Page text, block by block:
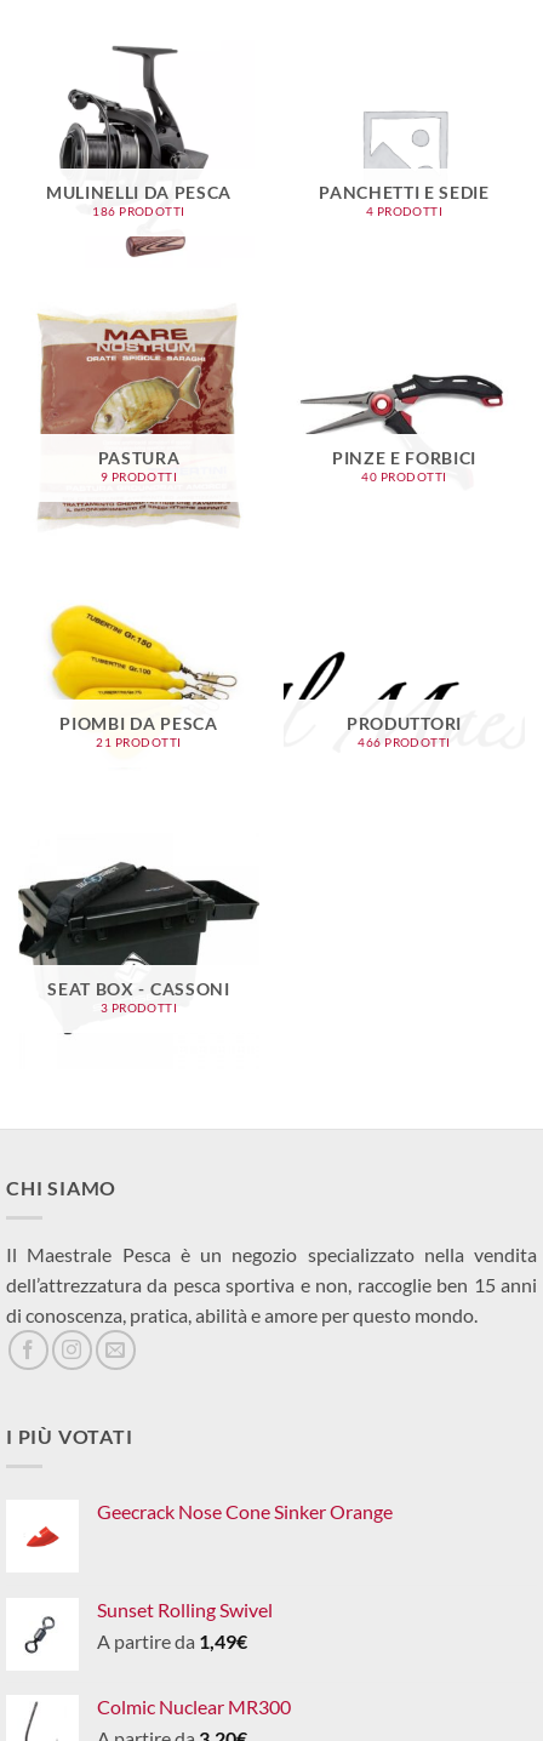
MULINELLI DA PESCA
186 PRODOTTI
PANCHETTI E SEDIE
4 PRODOTTI
PASTURA
9 PRODOTTI
PINZE E FORBICI
40 PRODOTTI
PIOMBI DA PESCA
21 PRODOTTI
PRODUTTORI
466 PRODOTTI
SEAT BOX - CASSONI
3 PRODOTTI
CHI SIAMO
Il Maestrale Pesca è un negozio specializzato nella vendita
dell’attrezzatura da pesca sportiva e non, raccoglie ben 15 anni
di conoscenza, pratica, abilità e amore per questo mondo.
I PIÙ VOTATI
Geecrack Nose Cone Sinker Orange
Sunset Rolling Swivel
A partire da 1,49€
Colmic Nuclear MR300